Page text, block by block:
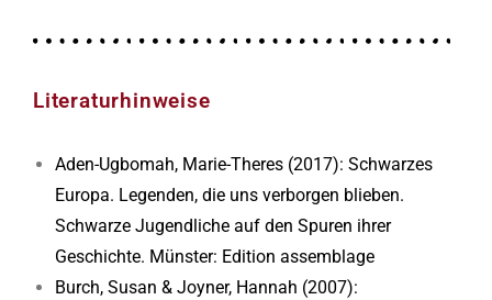
Literaturhinweise
Aden-Ugbomah, Marie-Theres (2017): Schwarzes
Europa. Legenden, die uns verborgen blieben.
Schwarze Jugendliche auf den Spuren ihrer
Geschichte. Münster: Edition assemblage
Burch, Susan & Joyner, Hannah (2007):